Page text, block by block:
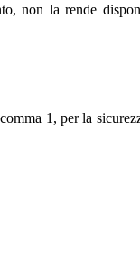
non la rende
1, per la